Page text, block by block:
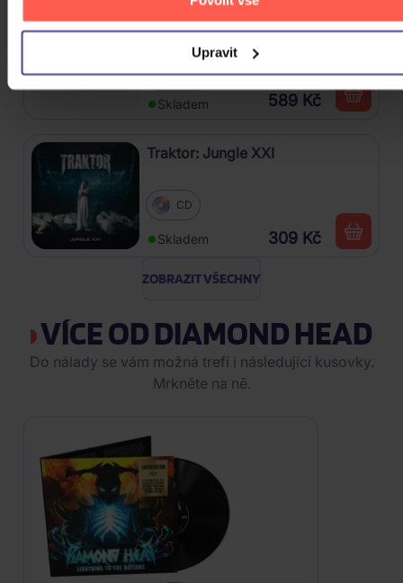
Upravit
Blue Vinyl)
Vinyl
Skladem 589 Kč
Traktor: Jungle XXI
CD
Skladem 309 Kč
ZOBRAZIT VŠECHNY
VÍCE OD DIAMOND HEAD
Do nálady se vám možná trefí i následující kusovky.
Mrkněte na ně.